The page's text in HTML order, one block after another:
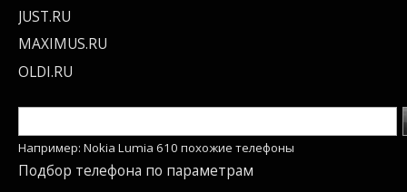
JUST.RU
MAXIMUS.RU
OLDI.RU
Например: Nokia Lumia 610 похожие телефоны
Подбор телефона по параметрам